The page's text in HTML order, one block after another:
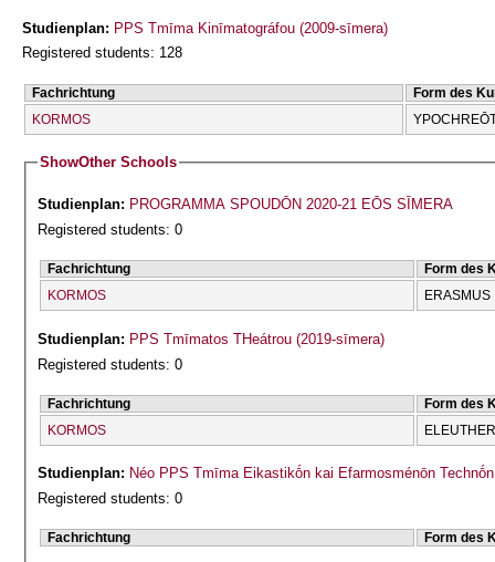
Studienplan: PPS Tmīma Kinīmatográfou (2009-sīmera)
Registered students: 128
Fachrichtung
Form des
KORMOS
ShowOther Schools
Studienplan: PROGRAMMA SPOUDŌN 2020-21 EŌS SĪMERA
Registered students: 0
Fachrichtung
Form des
KORMOS
ERASMUS
Studienplan: PPS Tmīmatos THeátrou (2019-sīmera)
Registered students: 0
Fachrichtung
Form des
KORMOS
Studienplan: Néo PPS Tmīma Eikastikṓn kai Efarmosménōn
Registered students: 0
Fachrichtung Form des